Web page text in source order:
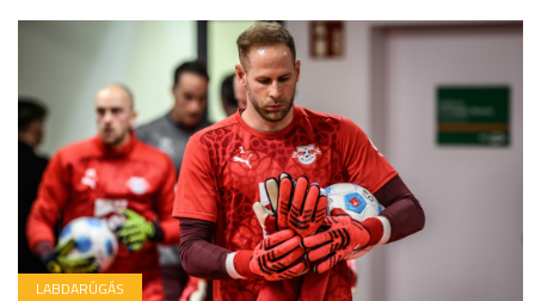
LABDARÚGÁS